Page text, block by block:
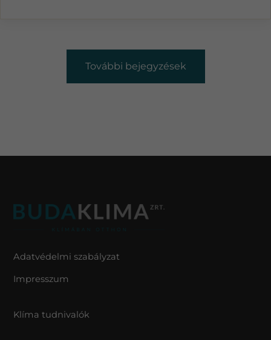
További bejegyzések
Adatvédelmi szabályzat
Impresszum
Klíma tudnivalók